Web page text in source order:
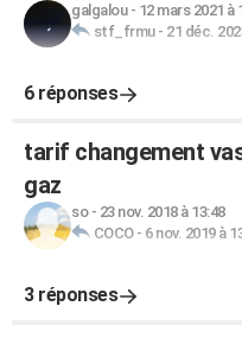
galgalou- 12 mars 2021 à
stf_frmu- 21 déc.
6 réponses
tarif changement
gaz
so- 23 nov. 2018 à 13:48
COCO- 6 nov. 2019 à
3 réponses